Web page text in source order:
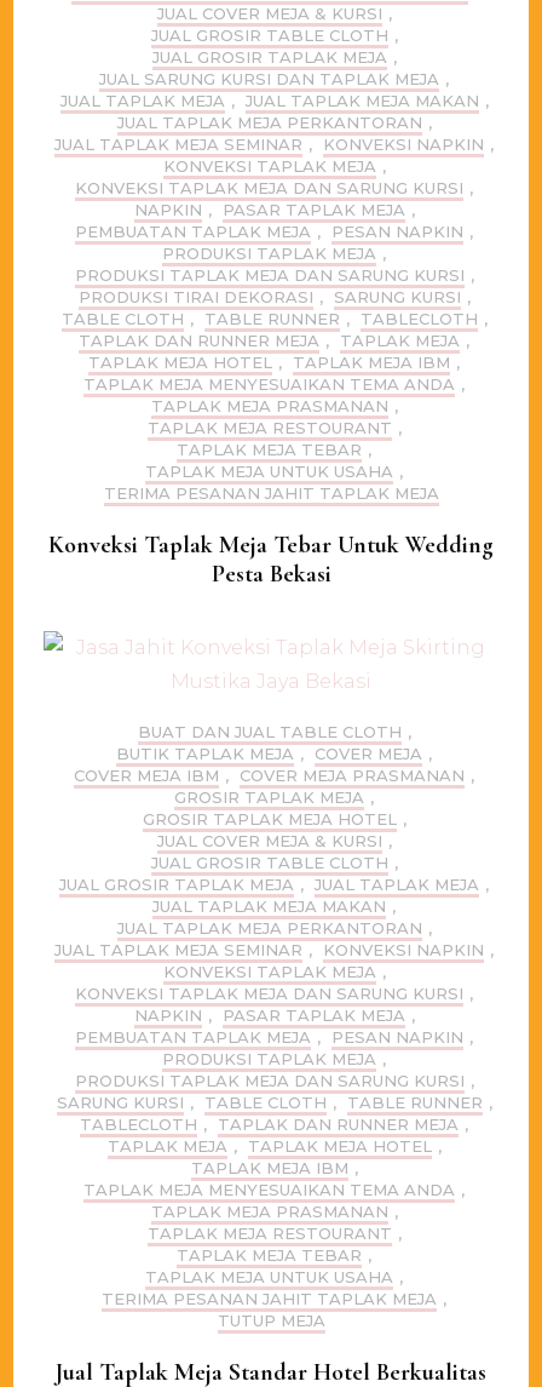
JUAL COVER MEJA & KURSI ,
JUAL GROSIR TABLE CLOTH ,
JUAL GROSIR TAPLAK MEJA ,
JUAL SARUNG KURSI DAN TAPLAK MEJA ,
JUAL TAPLAK MEJA , JUAL TAPLAK MEJA MAKAN ,
JUAL TAPLAK MEJA PERKANTORAN ,
JUAL TAPLAK MEJA SEMINAR , KONVEKSI NAPKIN ,
KONVEKSI TAPLAK MEJA ,
KONVEKSI TAPLAK MEJA DAN SARUNG KURSI ,
NAPKIN , PASAR TAPLAK MEJA ,
PEMBUATAN TAPLAK MEJA , PESAN NAPKIN ,
PRODUKSI TAPLAK MEJA ,
PRODUKSI TAPLAK MEJA DAN SARUNG KURSI ,
PRODUKSI TIRAI DEKORASI , SARUNG KURSI ,
TABLE CLOTH , TABLE RUNNER , TABLECLOTH ,
TAPLAK DAN RUNNER MEJA , TAPLAK MEJA ,
TAPLAK MEJA HOTEL , TAPLAK MEJA IBM ,
TAPLAK MEJA MENYESUAIKAN TEMA ANDA ,
TAPLAK MEJA PRASMANAN ,
TAPLAK MEJA RESTOURANT ,
TAPLAK MEJA TEBAR ,
TAPLAK MEJA UNTUK USAHA ,
TERIMA PESANAN JAHIT TAPLAK MEJA
Konveksi Taplak Meja Tebar Untuk Wedding
Pesta Bekasi
BUAT DAN JUAL TABLE CLOTH ,
BUTIK TAPLAK MEJA , COVER MEJA ,
COVER MEJA IBM , COVER MEJA PRASMANAN ,
GROSIR TAPLAK MEJA ,
GROSIR TAPLAK MEJA HOTEL ,
JUAL COVER MEJA & KURSI ,
JUAL GROSIR TABLE CLOTH ,
JUAL GROSIR TAPLAK MEJA , JUAL TAPLAK MEJA ,
JUAL TAPLAK MEJA MAKAN ,
JUAL TAPLAK MEJA PERKANTORAN ,
JUAL TAPLAK MEJA SEMINAR , KONVEKSI NAPKIN ,
KONVEKSI TAPLAK MEJA ,
KONVEKSI TAPLAK MEJA DAN SARUNG KURSI ,
NAPKIN , PASAR TAPLAK MEJA ,
PEMBUATAN TAPLAK MEJA , PESAN NAPKIN ,
PRODUKSI TAPLAK MEJA ,
PRODUKSI TAPLAK MEJA DAN SARUNG KURSI ,
SARUNG KURSI , TABLE CLOTH , TABLE RUNNER ,
TABLECLOTH , TAPLAK DAN RUNNER MEJA ,
TAPLAK MEJA , TAPLAK MEJA HOTEL ,
TAPLAK MEJA IBM ,
TAPLAK MEJA MENYESUAIKAN TEMA ANDA ,
TAPLAK MEJA PRASMANAN ,
TAPLAK MEJA RESTOURANT ,
TAPLAK MEJA TEBAR ,
TAPLAK MEJA UNTUK USAHA ,
TERIMA PESANAN JAHIT TAPLAK MEJA ,
TUTUP MEJA
Jual Taplak Meja Standar Hotel Berkualitas